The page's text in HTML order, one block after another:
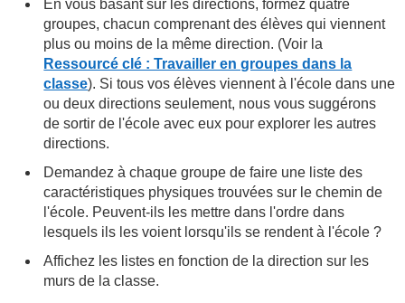
En vous basant sur les directions, formez quatre
groupes, chacun comprenant des élèves qui viennent
plus ou moins de la même direction. (Voir la
Ressourcé clé : Travailler en groupes dans la
classe). Si tous vos élèves viennent à l'école dans une
ou deux directions seulement, nous vous suggérons
de sortir de l'école avec eux pour explorer les autres
directions.
Demandez à chaque groupe de faire une liste des
caractéristiques physiques trouvées sur le chemin de
l'école. Peuvent-ils les mettre dans l'ordre dans
lesquels ils les voient lorsqu'ils se rendent à l'école ?
Affichez les listes en fonction de la direction sur les
murs de la classe.